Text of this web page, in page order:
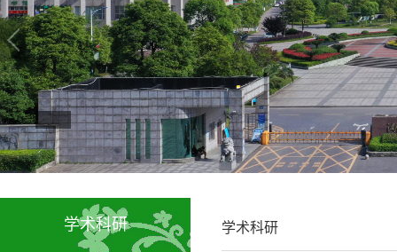
学术科研 学术科研